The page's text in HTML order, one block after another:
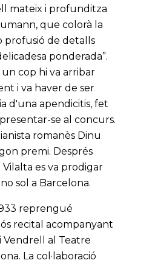
mateix i profunditza
que colorà la
profusió de detalls
ponderada”.
un cop hi va arribar
i va haver de ser
d'una apendicitis, fet
se al concurs.
romanès Dinu
premi. Després
es va prodigar
sol a Barcelona.
reprengué
recital acompanyant
al Teatre
La col·laboració